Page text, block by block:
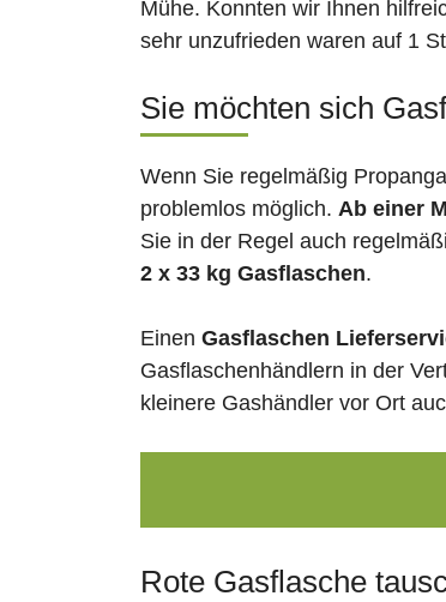
Mühe. Konnten wir Ihnen
sehr unzufrieden waren auf 1
Sie möchten sich
Wenn Sie regelmäßig
problemlos möglich. Ab einer
Sie in der Regel auch
2 x 33 kg Gasflaschen.
Einen Gasflaschen
Gasflaschenhändlern in der
kleinere Gashändler vor Ort
Rote Gasflasche